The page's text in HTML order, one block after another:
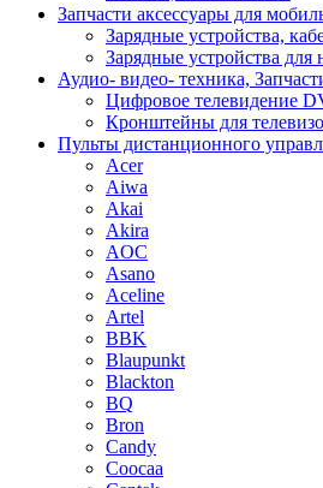
Запчасти аксессуары для
Зарядные устройства,
Зарядные устройства для
Аудио- видео- техника,
Цифровое телевидение
Кронштейны для
Пульты дистанционного
Acer
Aiwa
Akai
Akira
AOC
Asano
Aceline
Artel
BBK
Blaupunkt
Blackton
BQ
Bron
Candy
Coocaa